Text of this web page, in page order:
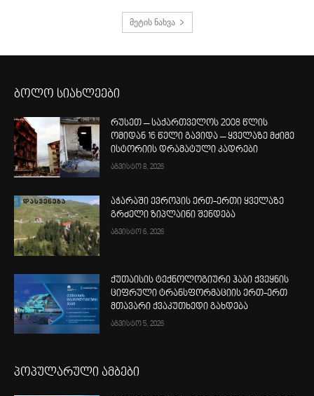
მეტის ნახვა
ბოლო სიახლეები
რუსეთ – საქართველოს 2008 წლის
ომიდან 16 წელი გავიდა – ყველაზე მძიმე
ისტორიის დრამატული კადრები
აგვისტო 8, 2026
აჭარაში ევროპის ერთ-ერთი ყველაზე
გრძელი ზიპლაინი შენდება
აგვისტო 6, 2026
ქუთაისის ტექნოლოგიური ჰაბი ქვეყნის
ციფრული ტრანსფორმაციის ერთ-ერთ
მთავარი ქვაკუთხედი გახდება
აგვისტო 5, 2026
პოპულარული ამბები